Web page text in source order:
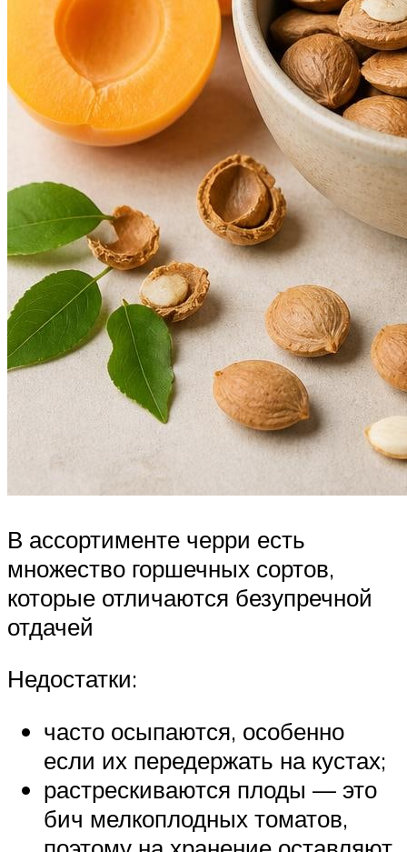
В ассортименте черри есть
множество горшечных сортов,
которые отличаются безупречной
отдачей
Недостатки:
часто осыпаются, особенно
если их передержать на кустах;
растрескиваются плоды — это
бич мелкоплодных томатов,